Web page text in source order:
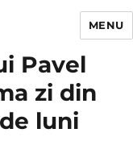
MENU
Pavel
zi din
luni